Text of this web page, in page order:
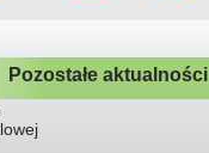
Pozostałe aktualności